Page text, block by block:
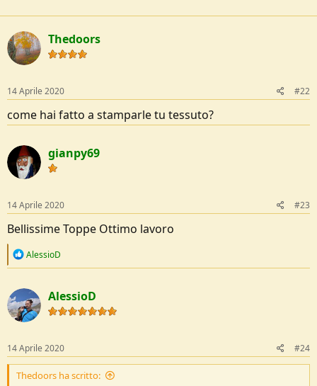
n
e
c
t
i
o
n
Thedoors
14 Aprile 2020 #22
come hai fatto a stamparle tu tessuto?
gianpy69
14 Aprile 2020 #23
Bellissime Toppe Ottimo lavoro
R
c
t
i
o
s
:
AlessioD
AlessioD
14 Aprile 2020 #24
Thedoors ha scritto: